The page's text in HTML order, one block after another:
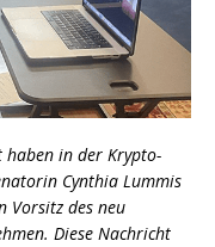
haben in der Krypto-
Cynthia Lummis
Vorsitz des neu
Diese Nachricht